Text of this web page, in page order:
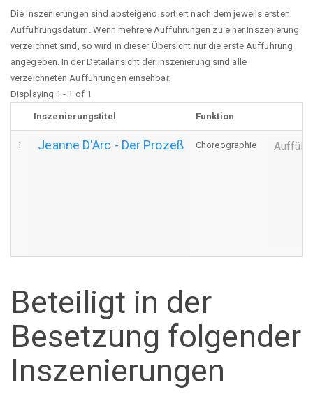
Die Inszenierungen sind absteigend sortiert nach dem jeweils ersten
Aufführungsdatum. Wenn mehrere Aufführungen zu einer Inszenierung
verzeichnet sind, so wird in dieser Übersicht nur die erste Aufführung
angegeben. In der Detailansicht der Inszenierung sind alle
verzeichneten Aufführungen einsehbar.
Displaying 1 - 1 of 1
Inszenierungstitel Funktion
1 Jeanne D'Arc - Der Prozeß Choreographie
Beteiligt in der
Besetzung folgender
Inszenierungen